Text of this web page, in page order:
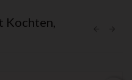
Kochten,